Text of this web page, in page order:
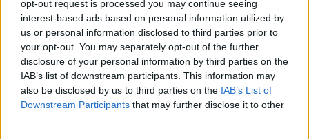
opt-out request is processed you may continue seeing
interest-based ads based on personal information utilized by
us or personal information disclosed to third parties prior to
your opt-out. You may separately opt-out of the further
disclosure of your personal information by third parties on the
IAB’s list of downstream participants. This information may
also be disclosed by us to third parties on the IAB’s List of
Downstream Participants that may further disclose it to other
SOROZAT